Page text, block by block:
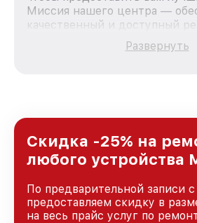
Миссия нашего центра —
качественный и доступный
каждого пользователя
зависимости от сложности
и лояльности наших
Развернуть
Скидка -25% на
любого устройства
По предварительной записи с
предоставляем скидку в
на весь прайс услуг по